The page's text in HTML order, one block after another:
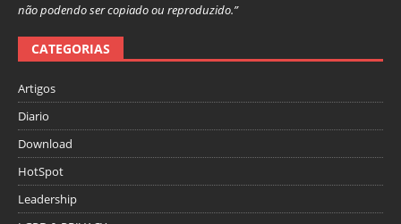
não podendo ser copiado ou reproduzido.”
CATEGORIAS
Artigos
Diario
Download
HotSpot
Leadership